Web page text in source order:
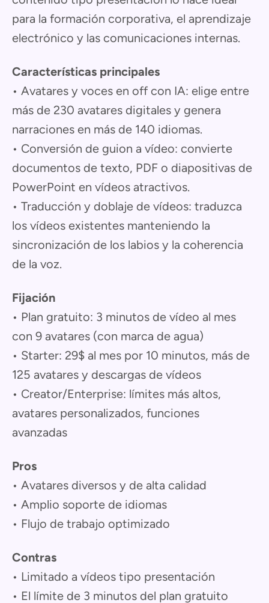
para la formación corporativa, el aprendizaje
electrónico y las comunicaciones internas.
Características principales
• Avatares y voces en off con IA: elige entre
más de 230 avatares digitales y genera
narraciones en más de 140 idiomas.
• Conversión de guion a vídeo: convierte
documentos de texto, PDF o diapositivas de
PowerPoint en vídeos atractivos.
• Traducción y doblaje de vídeos: traduzca
los vídeos existentes manteniendo la
sincronización de los labios y la coherencia
de la voz.
Fijación
• Plan gratuito: 3 minutos de vídeo al mes
con 9 avatares (con marca de agua)
• Starter: 29$ al mes por 10 minutos, más de
125 avatares y descargas de vídeos
• Creator/Enterprise: límites más altos,
avatares personalizados, funciones
avanzadas
Pros
• Avatares diversos y de alta calidad
• Amplio soporte de idiomas
• Flujo de trabajo optimizado
Contras
• Limitado a vídeos tipo presentación
• El límite de 3 minutos del plan gratuito